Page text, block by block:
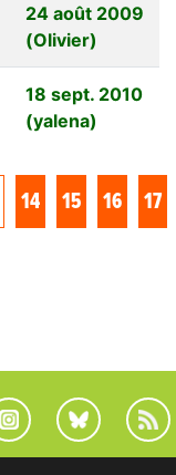
24 août 2009
(Olivier)
18 sept. 2010
(yalena)
14 15 16 17